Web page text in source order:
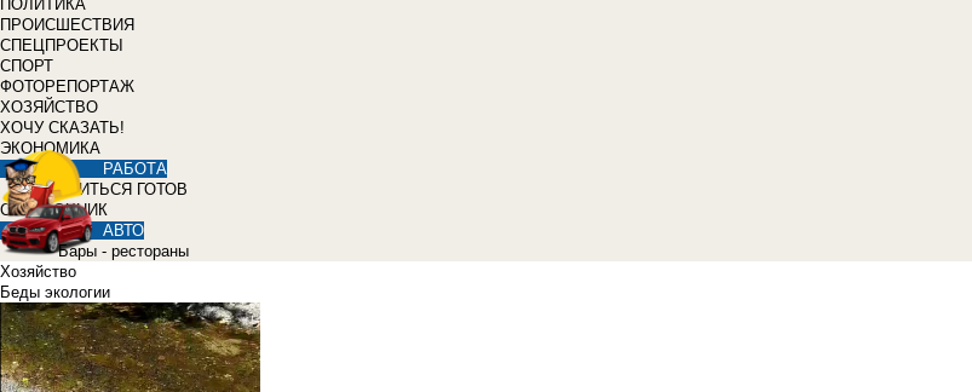
ПОЛИТИКА
ПРОИСШЕСТВИЯ
СПЕЦПРОЕКТЫ
СПОРТ
ФОТОРЕПОРТАЖ
ХОЗЯЙСТВО
ХОЧУ СКАЗАТЬ!
ЭКОНОМИКА
РАБОТА
УЧИТЬСЯ ГОТОВ
СПРАВОЧНИК
АВТО
Бары - рестораны
Хозяйство
Беды экологии